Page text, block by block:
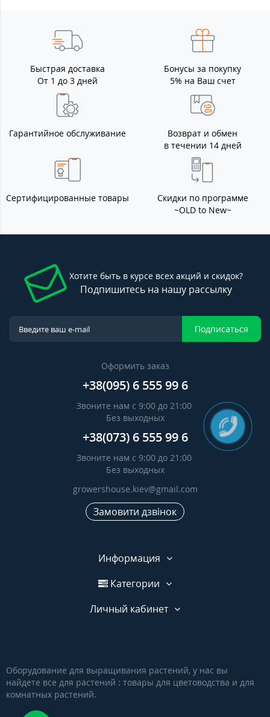
Быстрая доставка
От 1 до 3 дней
Бонусы за покупку
5% на Ваш счет
Гарантийное обслуживание
Возврат и обмен
в течении 14 дней
Сертифицированные товары
Скидки по программе
~OLD to New~
Хотите быть в курсе всех акций и скидок?
Подпишитесь на нашу рассылку
Подписаться
Оформить заказ
+38(095) 6 555 99 6
Звоните нам с 9:00 до 21:00
Без выходных
+38(073) 6 555 99 6
Звоните нам с 9:00 до 21:00
Без выходных
growershouse.kiev@gmail.com
Замовити дзвінок
Информация
Категории
Личный кабинет
Оборудование для выращивания растений, у нас вы
найдете все для растений : товары для цветоводства и для
комнатных растений.